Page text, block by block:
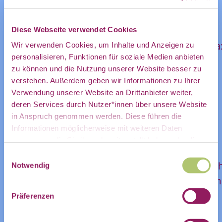
Diese Webseite verwendet Cookies
Wir verwenden Cookies, um Inhalte und Anzeigen zu
personalisieren, Funktionen für soziale Medien anbieten
zu können und die Nutzung unserer Website besser zu
verstehen. Außerdem geben wir Informationen zu Ihrer
Verwendung unserer Website an Drittanbieter weiter,
deren Services durch Nutzer*innen über unsere Website
in Anspruch genommen werden. Diese führen die
Informationen möglicherweise mit weiteren Daten
haben.
Notwendig
Präferenzen
Source Software selbst betreibt,
… Ihr oft mit Dienstleistenden
zusammenarbeitet, um Software für eure
zu betreiben, und die Hintergründe besser
verstehen wollt oder
… Ihr schon immer wissen wolltet, was
Deployment eigentlich ist.
(*) Unter Software Deployment (zu Deutsch:
Software) versteht Ihr nur Bahnhof? Dann
in unserem Selbstlernmaterial vorbei. Hier
Ihr eine Begriffserklärung dazu(
https://civic-
direkt in
mein
persönliches
Postfach: